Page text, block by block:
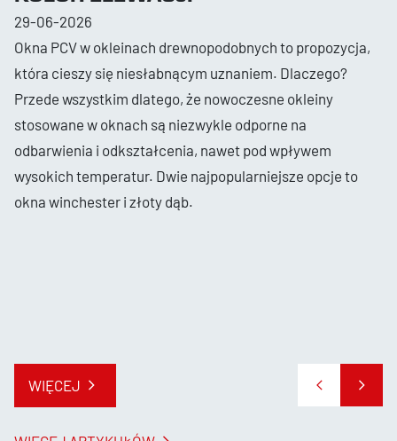
29-06-2026
Okna PCV w okleinach drewnopodobnych to propozycja,
która cieszy się niesłabnącym uznaniem. Dlaczego?
Przede wszystkim dlatego, że nowoczesne okleiny
stosowane w oknach są niezwykle odporne na
odbarwienia i odkształcenia, nawet pod wpływem
wysokich temperatur. Dwie najpopularniejsze opcje to
okna winchester i złoty dąb.
WIĘCEJ